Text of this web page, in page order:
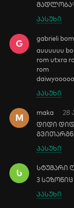
პასუხი
G gabrieli
auuuuuu
rom utxra
rom
პასუხი
M maka
28
დიდი
პასუხი
Ს სტუმარი
3
პასუხი